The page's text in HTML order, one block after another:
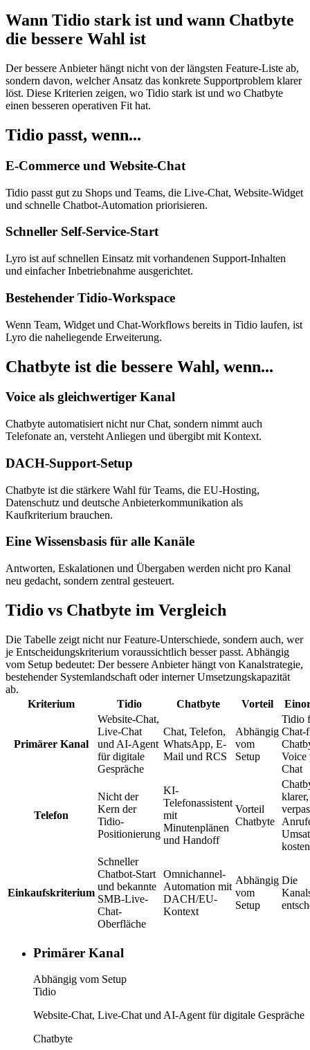
Wann Tidio stark ist und wann Chatbyte
die bessere Wahl ist
Der bessere Anbieter hängt nicht von der längsten Feature-Liste ab,
sondern davon, welcher Ansatz das konkrete Supportproblem klarer
löst. Diese Kriterien zeigen, wo Tidio stark ist und wo Chatbyte
einen besseren operativen Fit hat.
Tidio passt, wenn...
E-Commerce und Website-Chat
Tidio passt gut zu Shops und Teams, die Live-Chat, Website-Widget
und schnelle Chatbot-Automation priorisieren.
Schneller Self-Service-Start
Lyro ist auf schnellen Einsatz mit vorhandenen Support-Inhalten
und einfacher Inbetriebnahme ausgerichtet.
Bestehender Tidio-Workspace
Wenn Team, Widget und Chat-Workflows bereits in Tidio laufen, ist
Lyro die naheliegende Erweiterung.
Chatbyte ist die bessere Wahl, wenn...
Voice als gleichwertiger Kanal
Chatbyte automatisiert nicht nur Chat, sondern nimmt auch
Telefonate an, versteht Anliegen und übergibt mit Kontext.
DACH-Support-Setup
Chatbyte ist die stärkere Wahl für Teams, die EU-Hosting,
Datenschutz und deutsche Anbieterkommunikation als
Kaufkriterium brauchen.
Eine Wissensbasis für alle Kanäle
Antworten, Eskalationen und Übergaben werden nicht pro Kanal
neu gedacht, sondern zentral gesteuert.
Tidio vs Chatbyte im Vergleich
Die Tabelle zeigt nicht nur Feature-Unterschiede, sondern auch, wer
je Entscheidungskriterium voraussichtlich besser passt. Abhängig
vom Setup bedeutet: Der bessere Anbieter hängt von Kanalstrategie,
bestehender Systemlandschaft oder interner Umsetzungskapazität
ab.
Kriterium
Tidio Chatbyte Vorteil
Primärer Kanal
Website-Chat,
Live-Chat
und AI-Agent
für digitale
Gespräche
Chat, Telefon,
WhatsApp, E-
Mail und RCS
Abhängig
vom
Setup
Tidio
Chat-
Voice
Chat
Telefon
Nicht der
Kern der
Tidio-
Positionierung
KI-
Telefonassistent
mit
Minutenplänen
und Handoff
Vorteil
Chatbyte
kosten
Einkaufskriterium
Schneller
Chatbot-Start
und bekannte
SMB-Live-
Chat-
Oberfläche
Omnichannel-
Automation mit
DACH/EU-
Kontext
Abhängig
vom
Setup
Die
Primärer Kanal
Abhängig vom Setup
Tidio
Website-Chat, Live-Chat und AI-Agent für digitale Gespräche
Chatbyte